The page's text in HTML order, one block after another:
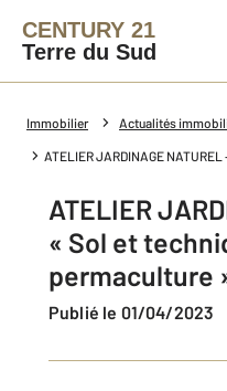
CENTURY 21
Terre du Sud
Immobilier Actualités
ATELIER JARDINAGE
ATELIER
« Sol et
permaculture
Publié le 01/04/2023